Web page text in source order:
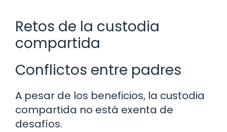
Retos de la custodia
compartida
Conflictos entre padres
A pesar de los beneficios, la custodia
compartida no está exenta de
desafíos.